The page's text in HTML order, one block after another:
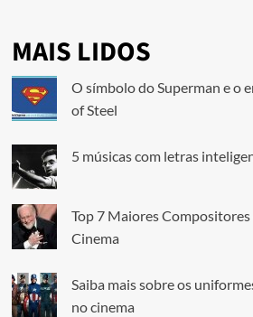
MAIS LIDOS
O símbolo do Superman e o
of Steel
5 músicas com letras
Top 7 Maiores Compositores
Cinema
Saiba mais sobre os
no cinema